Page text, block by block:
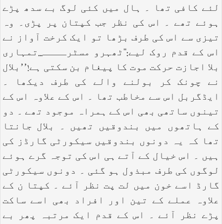
لئے کافی تھا ۔ ہال میں کئی لوگ بے سدھ پڑے
ہوئے تھے ۔ اس کی نظر جب کپتان پر پڑی۔ وہ
تیزی سے اس کی طرف بڑھا تو ایک کرخت آواز نے
اس کے قدم روک لیے:‘‘ٹھہرو مسٹرــــ...تمہاری
بلا اجازت حرکت موت کا پیغام بن سکتی ہے!’’بلال
نے چونک کر بولنے والے کی طرف دیکھا ۔
ایڈگربل اس سے مخاطب تھا ۔ اس کے علاوہ اس کے
تینوں ساتھی بھی اس کے ہمراہ موجود تھے ۔ دو
کے ہاتھوں میں بندوقیں تھیں ۔ بلال جانتا
تھا کہ یہ دونوں بندوقیں سیکورٹی گارڈز کی
ہیں ۔ اس خیال کے آتے ہی اس کی توجہ گرے ہوئے
لوگوں کی طرف مبذول ہو گئی ۔ دونوں سیکورٹی
گارڈ اسے خون میں لت پت نظر آئے ۔ کپتا ن کے
علاوہ عملے کے تین اور افراد بھی اسے ساکت
پڑے نظر آئے ۔ اس کے قدم ایک مرتبہ پھر بے